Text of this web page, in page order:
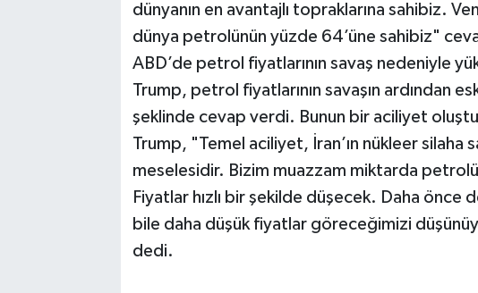
dünyanın en avantajlı topraklarına sahibiz.
dünya petrolünün yüzde 64’üne sahibiz"
ABD’de petrol fiyatlarının savaş nedeniyle
Trump, petrol fiyatlarının savaşın ardından
şeklinde cevap verdi. Bunun bir aciliyet
Trump, "Temel aciliyet, İran’ın nükleer silaha
meselesidir. Bizim muazzam miktarda
Fiyatlar hızlı bir şekilde düşecek. Daha
bile daha düşük fiyatlar göreceğimizi
dedi.